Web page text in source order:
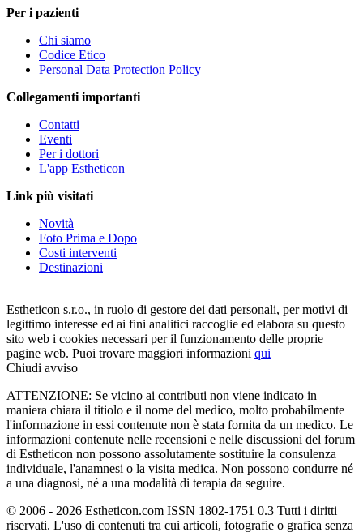
Per i pazienti
Chi siamo
Codice Etico
Personal Data Protection Policy
Collegamenti importanti
Contatti
Eventi
Per i dottori
L'app Estheticon
Link più visitati
Novità
Foto Prima e Dopo
Costi interventi
Destinazioni
Estheticon s.r.o., in ruolo di gestore dei dati personali, per motivi di
legittimo interesse ed ai fini analitici raccoglie ed elabora su questo
sito web i cookies necessari per il funzionamento delle proprie
pagine web. Puoi trovare maggiori informazioni qui
Chiudi avviso
ATTENZIONE: Se vicino ai contributi non viene indicato in
maniera chiara il titiolo e il nome del medico, molto probabilmente
l'informazione in essi contenute non è stata fornita da un medico. Le
informazioni contenute nelle recensioni e nelle discussioni del forum
di Estheticon non possono assolutamente sostituire la consulenza
individuale, l'anamnesi o la visita medica. Non possono condurre né
a una diagnosi, né a una modalità di terapia da seguire.
© 2006 - 2026 Estheticon.com ISSN 1802-1751 0.3 Tutti i diritti
riservati. L'uso di contenuti tra cui articoli, fotografie o grafica senza